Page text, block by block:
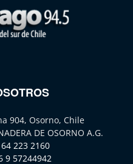
904, Osorno, Chile
DE OSORNO A.G.
223 2160
9 57244942